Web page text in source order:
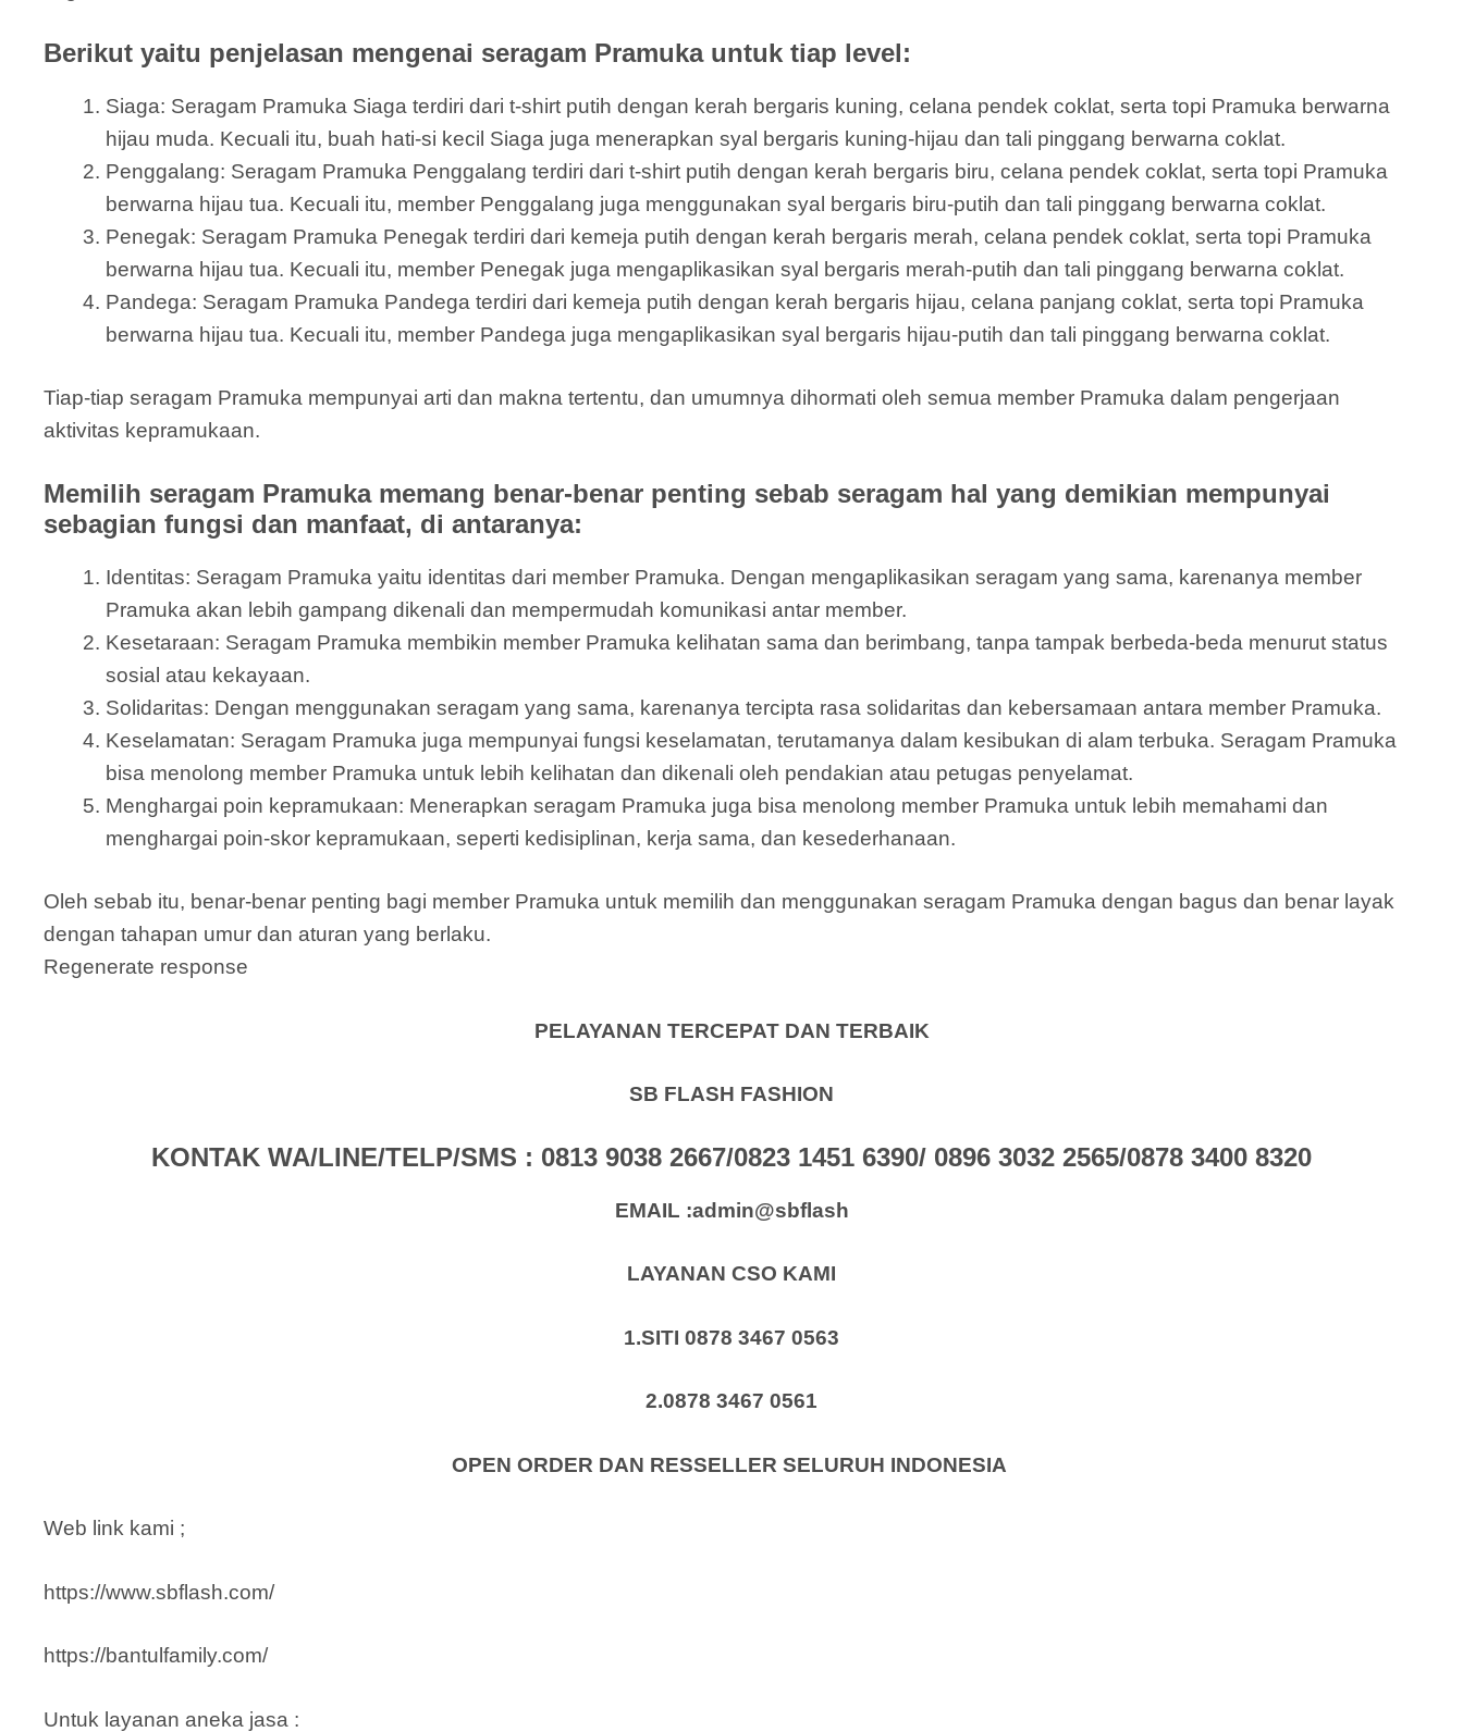
Berikut yaitu penjelasan mengenai seragam Pramuka untuk tiap level:
Siaga: Seragam Pramuka Siaga terdiri dari t-shirt putih dengan kerah bergaris kuning, celana pendek coklat, serta topi Pramuka berwarna
hijau muda. Kecuali itu, buah hati-si kecil Siaga juga menerapkan syal bergaris kuning-hijau dan tali pinggang berwarna coklat.
Penggalang: Seragam Pramuka Penggalang terdiri dari t-shirt putih dengan kerah bergaris biru, celana pendek coklat, serta topi Pramuka
berwarna hijau tua. Kecuali itu, member Penggalang juga menggunakan syal bergaris biru-putih dan tali pinggang berwarna coklat.
Penegak: Seragam Pramuka Penegak terdiri dari kemeja putih dengan kerah bergaris merah, celana pendek coklat, serta topi Pramuka
berwarna hijau tua. Kecuali itu, member Penegak juga mengaplikasikan syal bergaris merah-putih dan tali pinggang berwarna coklat.
Pandega: Seragam Pramuka Pandega terdiri dari kemeja putih dengan kerah bergaris hijau, celana panjang coklat, serta topi Pramuka
berwarna hijau tua. Kecuali itu, member Pandega juga mengaplikasikan syal bergaris hijau-putih dan tali pinggang berwarna coklat.
Tiap-tiap seragam Pramuka mempunyai arti dan makna tertentu, dan umumnya dihormati oleh semua member Pramuka dalam pengerjaan
aktivitas kepramukaan.
Memilih seragam Pramuka memang benar-benar penting sebab seragam hal yang demikian mempunyai
sebagian fungsi dan manfaat, di antaranya:
Identitas: Seragam Pramuka yaitu identitas dari member Pramuka. Dengan mengaplikasikan seragam yang sama, karenanya member
Pramuka akan lebih gampang dikenali dan mempermudah komunikasi antar member.
Kesetaraan: Seragam Pramuka membikin member Pramuka kelihatan sama dan berimbang, tanpa tampak berbeda-beda menurut status
sosial atau kekayaan.
Solidaritas: Dengan menggunakan seragam yang sama, karenanya tercipta rasa solidaritas dan kebersamaan antara member Pramuka.
Keselamatan: Seragam Pramuka juga mempunyai fungsi keselamatan, terutamanya dalam kesibukan di alam terbuka. Seragam Pramuka
bisa menolong member Pramuka untuk lebih kelihatan dan dikenali oleh pendakian atau petugas penyelamat.
Menghargai poin kepramukaan: Menerapkan seragam Pramuka juga bisa menolong member Pramuka untuk lebih memahami dan
menghargai poin-skor kepramukaan, seperti kedisiplinan, kerja sama, dan kesederhanaan.
Oleh sebab itu, benar-benar penting bagi member Pramuka untuk memilih dan menggunakan seragam Pramuka dengan bagus dan benar layak
dengan tahapan umur dan aturan yang berlaku.
Regenerate response
PELAYANAN TERCEPAT DAN TERBAIK
SB FLASH FASHION
KONTAK WA/LINE/TELP/SMS : 0813 9038 2667/0823 1451 6390/ 0896 3032 2565/0878 3400 8320
EMAIL :admin@sbflash
LAYANAN CSO KAMI
1.SITI 0878 3467 0563
2.0878 3467 0561
OPEN ORDER DAN RESSELLER SELURUH INDONESIA
Web link kami ;
https://www.sbflash.com/
https://bantulfamily.com/
Untuk layanan aneka jasa :